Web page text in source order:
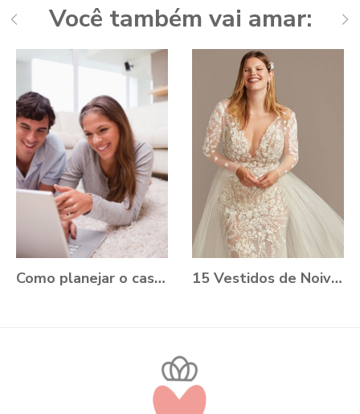
Você também vai amar:
Como planejar o casamento durante a Pandemia? 15 Vestidos de Noiva Plus Size para você se apaixonar